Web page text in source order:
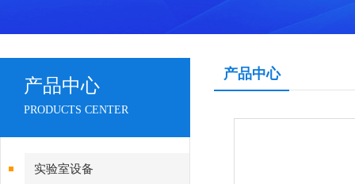
产品中心
PRODUCTS CENTER
实验室设备
产品中心